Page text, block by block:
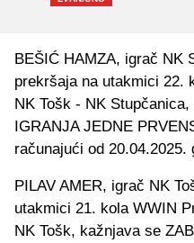
BEŠIĆ HAMZA, igrač NK
prekršaja na utakmici 22.
NK Tošk - NK
IGRANJA JEDNE
računajući od 20.04.2025.
PILAV AMER, igrač NK
utakmici 21. kola WWIN
NK Tošk, kažnjava se